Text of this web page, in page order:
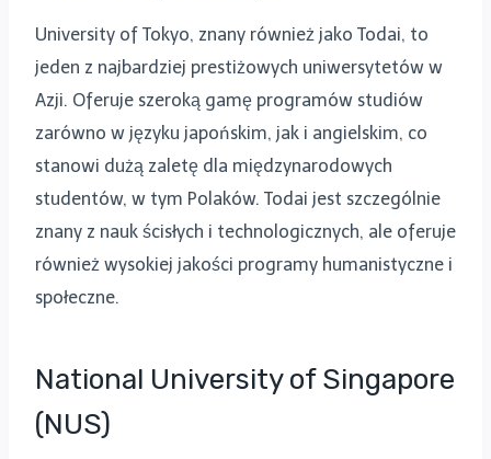
University of Tokyo, znany również jako Todai, to
jeden z najbardziej prestiżowych uniwersytetów w
Azji. Oferuje szeroką gamę programów studiów
zarówno w języku japońskim, jak i angielskim, co
stanowi dużą zaletę dla międzynarodowych
studentów, w tym Polaków. Todai jest szczególnie
znany z nauk ścisłych i technologicznych, ale oferuje
również wysokiej jakości programy humanistyczne i
społeczne.
National University of Singapore
(NUS)